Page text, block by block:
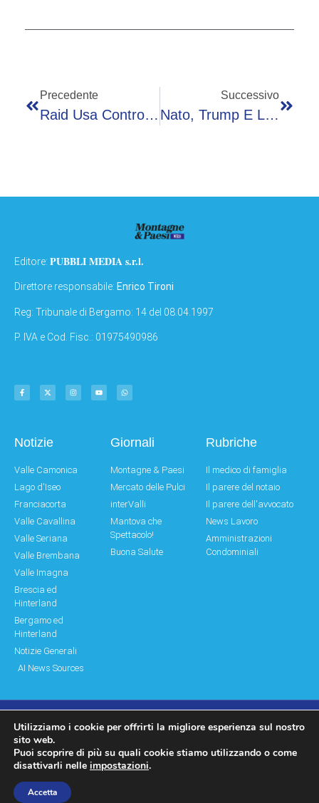
Precedente
Raid Usa Contro Iran: “Risposta Agli Attacchi Di Teheran Alle Navi Nello Stretto Di Hormuz”
Successivo
Nato, Trump E La Doppia Minaccia Tra Ritiro Dei Soldati Usa E Groenlandia Nel Mirino
Editore: PUBBLI MEDIA s.r.l.
Direttore responsabile: Enrico Tironi
Reg: Tribunale di Bergamo: 14 del 08.04.1997
P. IVA e Cod. Fisc.: 01975490986
Notizie
Valle Camonica
Lago d'Iseo
Franciacorta
Valle Cavallina
Valle Seriana
Valle Brembana
Valle Imagna
Brescia ed
Hinterland
Bergamo ed
Hinterland
Notizie Generali
AI News Sources
Giornali
Montagne & Paesi
Mercato delle Pulci
interValli
Mantova che
Spettacolo!
Buona Salute
Rubriche
Il medico di famiglia
Il parere del notaio
Il parere dell'avvocato
News Lavoro
Amministrazioni
Condominiali
© Copyright 2011 – 2026 Montagne & Paesi
Log In|Log Out Privacy Policy
Utilizziamo i cookie per offrirti la migliore esperienza sul nostro
sito web.
Puoi scoprire di più su quali cookie stiamo utilizzando o come
disattivarli nelle impostazioni.
Accetta